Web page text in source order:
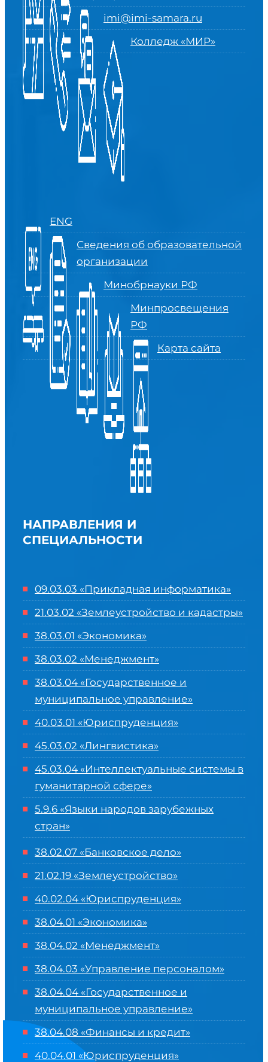
imi@imi-samara.ru
Колледж «МИР»
ENG
Сведения об образовательной
организации
Минобрнауки РФ
Минпросвещения
РФ
Карта сайта
НАПРАВЛЕНИЯ И
СПЕЦИАЛЬНОСТИ
09.03.03 «Прикладная информатика»
21.03.02 «Землеустройство и кадастры»
38.03.01 «Экономика»
38.03.02 «Менеджмент»
38.03.04 «Государственное и
муниципальное управление»
40.03.01 «Юриспруденция»
45.03.02 «Лингвистика»
45.03.04 «Интеллектуальные системы в
гуманитарной сфере»
5.9.6 «Языки народов зарубежных
стран»
38.02.07 «Банковское дело»
21.02.19 «Землеустройство»
40.02.04 «Юриспруденция»
38.04.01 «Экономика»
38.04.02 «Менеджмент»
38.04.03 «Управление персоналом»
38.04.04 «Государственное и
муниципальное управление»
38.04.08 «Финансы и кредит»
40.04.01 «Юриспруденция»